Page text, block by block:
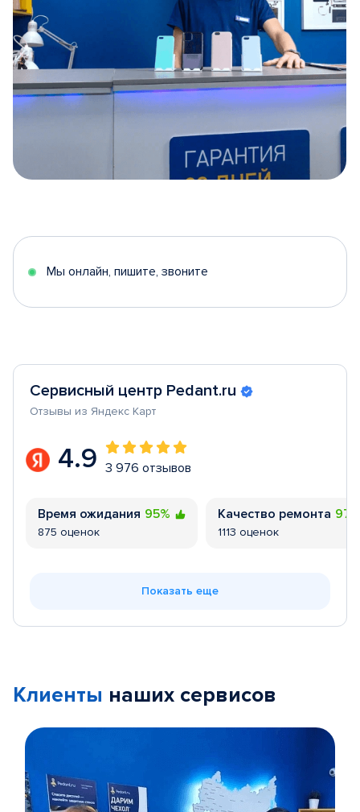
5
Мы онлайн, пишите, звоните
Сервисный центр Pedant.ru
Отзывы из Яндекс Карт
4.9 3 976 отзывов
Время ожидания 95%
875 оценок
Качество ремонта
1113 оценок
Показать еще
Клиенты наших сервисов